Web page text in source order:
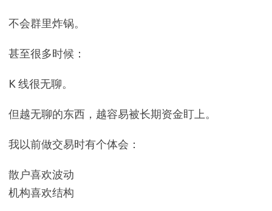
不会群里炸锅。
甚至很多时候：
K 线很无聊。
但越无聊的东西，越容易被长期资金盯上。
我以前做交易时有个体会：
散户喜欢波动
机构喜欢结构